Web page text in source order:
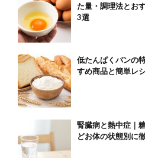
た量・調理法とお
3選
低たんぱくパンの
すめ商品と簡単レ
腎臓病と熱中症｜
どお体の状態別に